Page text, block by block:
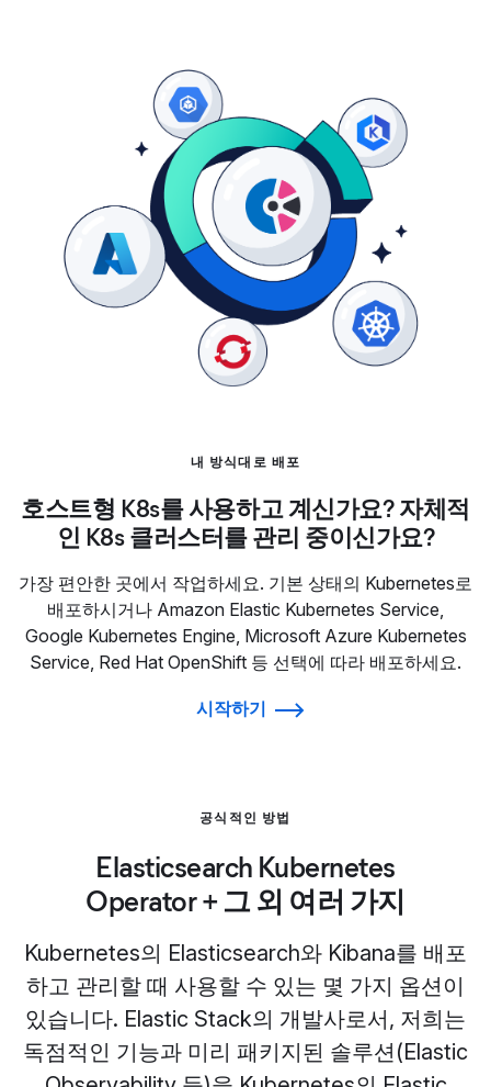
내 방식대로 배포
호스트형 K8s를 사용하고 계신가요? 자체적
인 K8s 클러스터를 관리 중이신가요?
가장 편안한 곳에서 작업하세요. 기본 상태의 Kubernetes로
배포하시거나 Amazon Elastic Kubernetes Service,
Google Kubernetes Engine, Microsoft Azure Kubernetes
Service, Red Hat OpenShift 등 선택에 따라 배포하세요.
시작하기
공식적인 방법
Elasticsearch Kubernetes
Operator + 그 외 여러 가지
Kubernetes의 Elasticsearch와 Kibana를 배포
하고 관리할 때 사용할 수 있는 몇 가지 옵션이
있습니다. Elastic Stack의 개발사로서, 저희는
독점적인 기능과 미리 패키지된 솔루션(Elastic